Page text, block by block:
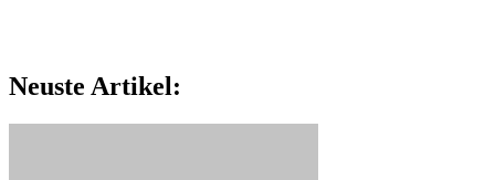
Neuste Artikel: